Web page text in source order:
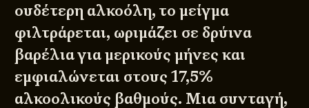
ουδέτερη αλκοόλη, το μείγμα
φιλτράρεται, ωριμάζει σε δρύινα
βαρέλια για μερικούς μήνες και
εμφιαλώνεται στους 17,5%
αλκοολικούς βαθμούς. Μια συνταγή,